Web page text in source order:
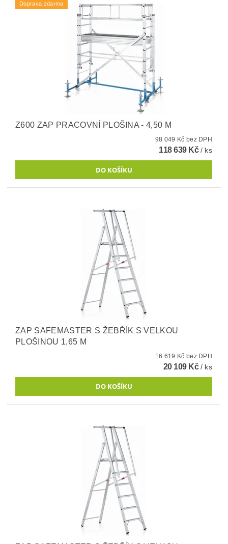
Doprava zdarma
Z600 ZAP PRACOVNÍ PLOŠINA - 4,50 M
98 049 Kč bez DPH
118 639 Kč/ ks
ZAP SAFEMASTER S ŽEBŘÍK S VELKOU
PLOŠINOU 1,65 M
16 619 Kč bez DPH
20 109 Kč/ ks